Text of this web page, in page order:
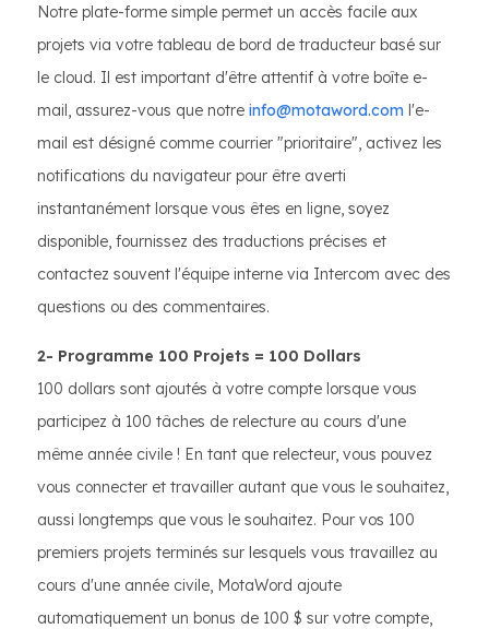
Notre plate-forme simple permet un accès facile aux
projets via votre tableau de bord de traducteur basé sur
le cloud. Il est important d'être attentif à votre boîte e-
mail, assurez-vous que notre info@motaword.com l'e-
mail est désigné comme courrier "prioritaire", activez les
notifications du navigateur pour être averti
instantanément lorsque vous êtes en ligne, soyez
disponible, fournissez des traductions précises et
contactez souvent l'équipe interne via Intercom avec des
questions ou des commentaires.
2- Programme 100 Projets = 100 Dollars
100 dollars sont ajoutés à votre compte lorsque vous
participez à 100 tâches de relecture au cours d'une
même année civile ! En tant que relecteur, vous pouvez
vous connecter et travailler autant que vous le souhaitez,
aussi longtemps que vous le souhaitez. Pour vos 100
premiers projets terminés sur lesquels vous travaillez au
cours d'une année civile, MotaWord ajoute
automatiquement un bonus de 100 $ sur votre compte,